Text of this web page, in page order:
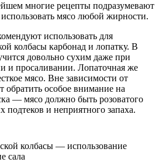
многие рецепты подразумевают
мясо любой жирности.
использовать для
колбасы карбонад и лопатку. В
довольно сухим даже при
и просаливании. Лопаточная же
мясо. Вне зависимости от
обратить особое внимание на
— мясо должно быть розоватого
подтеков и неприятного запаха.
колбасы — использование
сала